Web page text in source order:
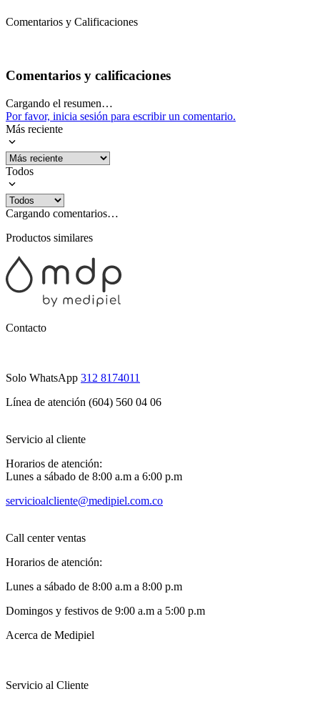
Comentarios y Calificaciones
Comentarios y calificaciones
Cargando el resumen…
Por favor, inicia sesión para escribir un comentario.
Más reciente
Todos
Cargando comentarios…
Productos similares
Contacto
Solo WhatsApp 312 8174011
Línea de atención (604) 560 04 06
Servicio al cliente
Horarios de atención:
Lunes a sábado de 8:00 a.m a 6:00 p.m
servicioalcliente@medipiel.com.co
Call center ventas
Horarios de atención:
Lunes a sábado de 8:00 a.m a 8:00 p.m
Domingos y festivos de 9:00 a.m a 5:00 p.m
Acerca de Medipiel
Servicio al Cliente